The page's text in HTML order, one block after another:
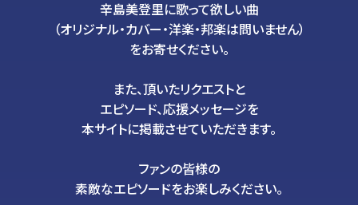
辛島美登里に歌って欲しい曲
（オリジナル・カバー・洋楽・邦楽は問いません）
をお寄せください。
また、頂いたリクエストと
エピソード、応援メッセージを
本サイトに掲載させていただきます。
ファンの皆様の
素敵なエピソードをお楽しみください。